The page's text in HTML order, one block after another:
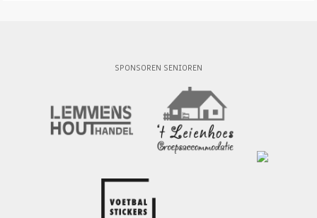
SPONSOREN SENIOREN